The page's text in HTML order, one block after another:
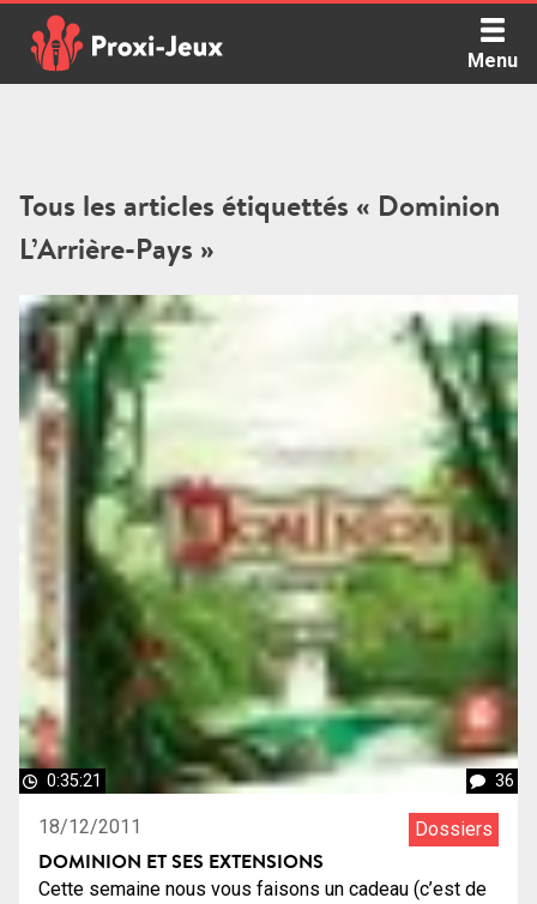
content
Menu
Tous les articles étiquettés « Dominion
L’Arrière-Pays »
0:35:21 36
18/12/2011 Dossiers
DOMINION ET SES EXTENSIONS
Cette semaine nous vous faisons un cadeau (c’est de